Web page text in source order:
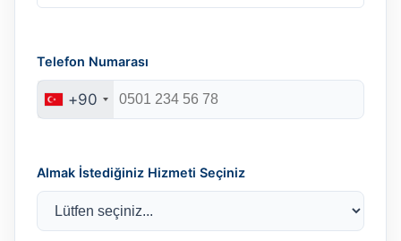
Telefon Numarası
+90
Almak İstediğiniz Hizmeti Seçiniz